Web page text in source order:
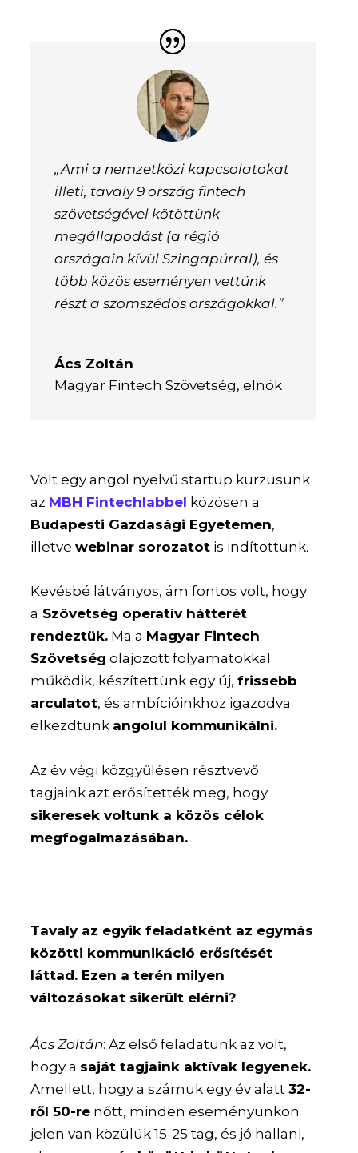
„Ami a nemzetközi kapcsolatokat
illeti, tavaly 9 ország fintech
szövetségével kötöttünk
megállapodást (a régió
országain kívül Szingapúrral), és
több közös eseményen vettünk
részt a szomszédos országokkal.”
Ács Zoltán
Magyar Fintech Szövetség, elnök
Volt egy angol nyelvű startup kurzusunk
az MBH Fintechlabbel közösen a
Budapesti Gazdasági Egyetemen,
illetvewebinar sorozatot is indítottunk.
Kevésbé látványos, ám fontos volt, hogy
a Szövetség operatív hátterét
rendeztük. Ma a Magyar Fintech
Szövetség olajozott folyamatokkal
működik, készítettünk egy új,frissebb
arculatot, és ambícióinkhoz igazodva
elkezdtünk angolul kommunikálni.
Az év végi közgyűlésen résztvevő
tagjaink azt erősítették meg, hogy
sikeresek voltunk a közös célok
megfogalmazásában.
Tavaly az egyik feladatként az egymás
közötti kommunikáció erősítését
láttad. Ezen a terén milyen
változásokat sikerült elérni?
Ács Zoltán: Az első feladatunk az volt,
hogy a saját tagjaink aktívak legyenek.
Amellett, hogy a számuk egy év alatt32-
ről 50-re nőtt, minden eseményünkön
jelen van közülük 15-25 tag, és jó hallani,